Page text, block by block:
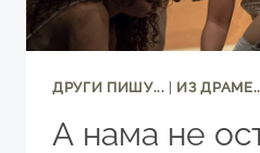
ДРУГИ ПИШУ... ИЗ
А нама не